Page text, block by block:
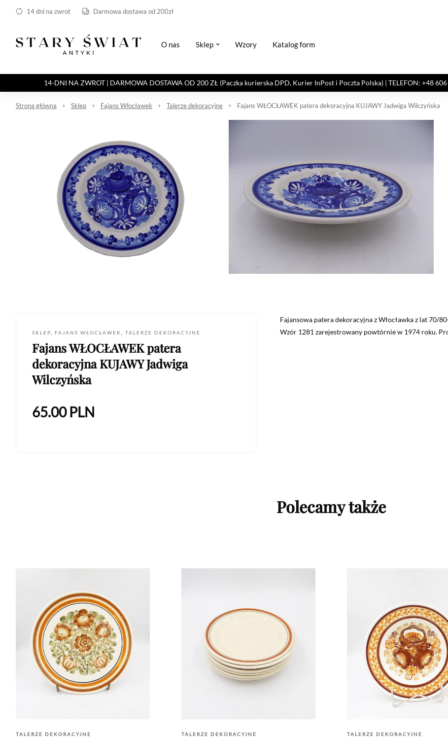
14 dni na zwrot Darmowa dostawa od 200zł
O nas Sklep Wzory Katalog form
14-DNI NA ZWROT | DARMOWA DOSTAWA OD 200 ZŁ (Paczka kurierska DPD, Kurier InPost i Poczta Polska) | TELEFON: +48
Strona główna Sklep Fajans Włocławek Talerze dekoracyjne Fajans WŁOCŁAWEK patera dekoracyjna KUJAWY Jadwiga Wilczyńska
SKLEP FAJANS WŁOCŁAWEK TALERZE DEKORACYJNE
Fajans WŁOCŁAWEK patera
dekoracyjna KUJAWY Jadwiga
Wilczyńska
65.00PLN
Fajansowa patera dekoracyjna z Włocławka z lat 70/
Wzór 1281 zarejestrowany powtórnie w 1974 roku.
Polecamy także
TALERZE DEKORACYJNE TALERZE DEKORACYJNE TALERZE DEKORACYJNE